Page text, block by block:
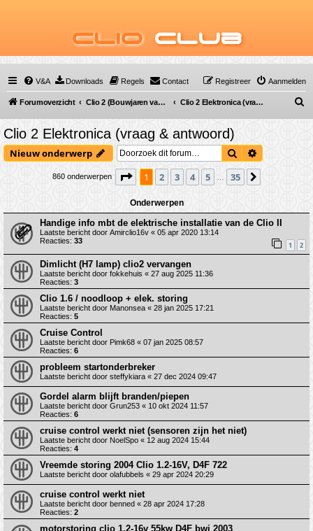
Clio Club
V&A Downloads Regels Contact Aanmelden
Registreer
Forumoverzicht Clio 2 (Bouwjaren van 1998 tot 2009) Clio 2 Elektronica (vraag & antwoord)
o
Clio 2 Elektronica (vraag & antwoord)
Nieuw onderwerp Zoek
860 onderwerpen Pagina van35
1 2 3 4 5 35
Onderwerpen
Handige info mbt de elektrische installatie van de Clio II
Laatste bericht door Amirclio16v « 05 apr 2020 13:14
Reacties: 33 1 2
Dimlicht (H7 lamp) clio2 vervangen
Laatste bericht door fokkehuis « 27 aug 2025 11:36
Reacties: 3
Clio 1.6 / noodloop + elek. storing
Laatste bericht door Manonsea « 28 jan 2025 17:21
Reacties: 5
Cruise Control
Laatste bericht door Pimk68 « 07 jan 2025 08:57
Reacties: 6
probleem startonderbreker
Laatste bericht door steffykiara « 27 dec 2024 09:47
Gordel alarm blijft branden/piepen
Laatste bericht door Grun253 « 10 okt 2024 11:57
Reacties: 6
cruise control werkt niet (sensoren zijn het niet)
Laatste bericht door NoelSpo « 12 aug 2024 15:44
Reacties: 4
Vreemde storing 2004 Clio 1.2-16V, D4F 722
Laatste bericht door olafubbels « 29 apr 2024 20:29
cruise control werkt niet
Laatste bericht door benned « 28 apr 2024 17:28
Reacties: 2
motorstoring clio 1.2-16v 55kw D4F bwj 2003